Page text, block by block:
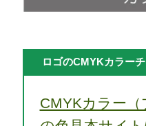
ロゴのCMYKカラー
CMYKカラー（